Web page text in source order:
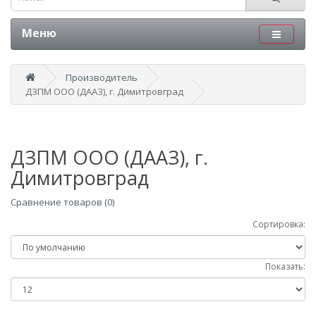
Меню
Производитель
ДЗПМ ООО (ДААЗ), г. Димитровград
ДЗПМ ООО (ДААЗ), г.
Димитровград
Сравнение товаров (0)
Сортировка:
Показать: